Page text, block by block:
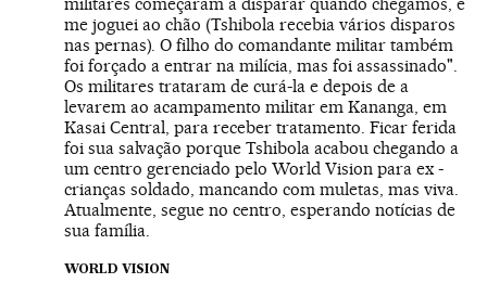
me joguei ao chão (Tshibola recebia vários disparos
nas pernas). O filho do comandante militar também
foi forçado a entrar na milícia, mas foi assassinado".
Os militares trataram de curá-la e depois de a
levarem ao acampamento militar em Kananga, em
Kasai Central, para receber tratamento. Ficar ferida
foi sua salvação porque Tshibola acabou chegando a
um centro gerenciado pelo World Vision para ex -
crianças soldado, mancando com muletas, mas viva.
Atualmente, segue no centro, esperando notícias de
sua família.
WORLD VISION